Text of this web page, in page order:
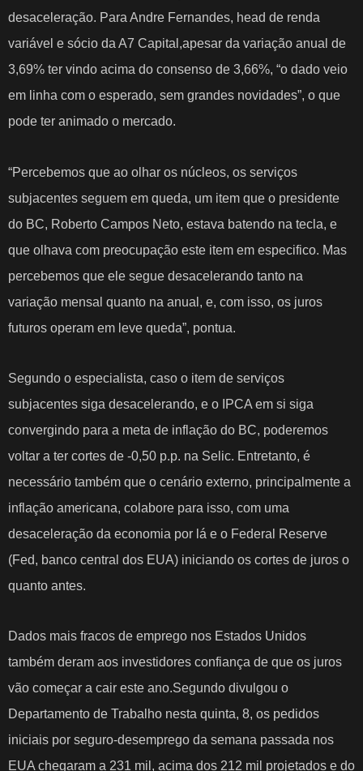
desaceleração. Para Andre Fernandes, head de renda
variável e sócio da A7 Capital,apesar da variação anual de
3,69% ter vindo acima do consenso de 3,66%, “o dado veio
em linha com o esperado, sem grandes novidades”, o que
pode ter animado o mercado.
“Percebemos que ao olhar os núcleos, os serviços
subjacentes seguem em queda, um item que o presidente
do BC, Roberto Campos Neto, estava batendo na tecla, e
que olhava com preocupação este item em especifico. Mas
percebemos que ele segue desacelerando tanto na
variação mensal quanto na anual, e, com isso, os juros
futuros operam em leve queda”, pontua.
Segundo o especialista, caso o item de serviços
subjacentes siga desacelerando, e o IPCA em si siga
convergindo para a meta de inflação do BC, poderemos
voltar a ter cortes de -0,50 p.p. na Selic. Entretanto, é
necessário também que o cenário externo, principalmente a
inflação americana, colabore para isso, com uma
desaceleração da economia por lá e o Federal Reserve
(Fed, banco central dos EUA) iniciando os cortes de juros o
quanto antes.
Dados mais fracos de emprego nos Estados Unidos
também deram aos investidores confiança de que os juros
vão começar a cair este ano.Segundo divulgou o
Departamento de Trabalho nesta quinta, 8, os pedidos
iniciais por seguro-desemprego da semana passada nos
EUA chegaram a 231 mil, acima dos 212 mil projetados e do